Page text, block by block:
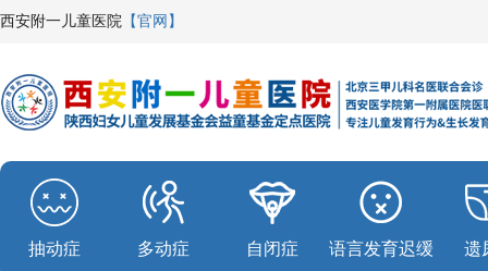
西安附一儿童医院 【官网】
抽动症 多动症 自闭症 语言发育迟缓 遗